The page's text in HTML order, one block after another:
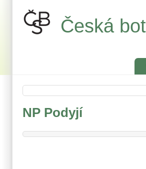
hlavnímu
Česká
NP Podyjí